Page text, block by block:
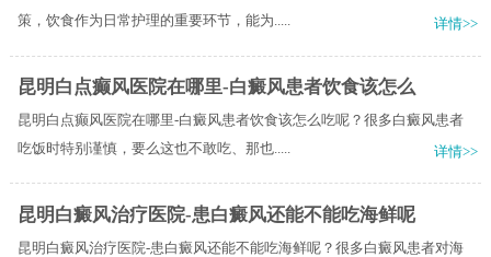
策，饮食作为日常护理的重要环节，能为.....
详情>>
昆明白点癫风医院在哪里-白癜风患者饮食该怎么
昆明白点癫风医院在哪里-白癜风患者饮食该怎么吃呢？很多白癜风患者
吃饭时特别谨慎，要么这也不敢吃、那也.....
详情>>
昆明白癜风治疗医院-患白癜风还能不能吃海鲜呢
昆明白癜风治疗医院-患白癜风还能不能吃海鲜呢？很多白癜风患者对海